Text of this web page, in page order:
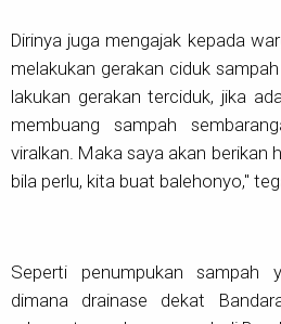
Dirinya juga mengajak kepada
melakukan gerakan ciduk
lakukan gerakan terciduk, jika
membuang sampah
viralkan. Maka saya akan berikan
bila perlu, kita buat balehonyo,"
Seperti penumpukan sampah
dimana drainase dekat